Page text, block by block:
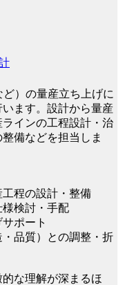
）の量産立ち上げに
ます。設計から量産
インの工程設計・治
備などを担当しま
工程の設計・整備
様検討・手配
ポート
・品質）との調整・折
な理解が深まるほ